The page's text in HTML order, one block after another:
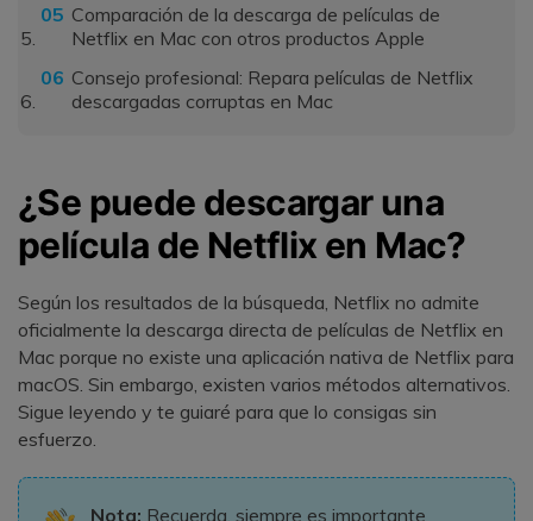
Comparación de la descarga de películas de
Netflix en Mac con otros productos Apple
Consejo profesional: Repara películas de Netflix
descargadas corruptas en Mac
¿Se puede descargar una
película de Netflix en Mac?
Según los resultados de la búsqueda, Netflix no admite
oficialmente la descarga directa de películas de Netflix en
Mac porque no existe una aplicación nativa de Netflix para
macOS. Sin embargo, existen varios métodos alternativos.
Sigue leyendo y te guiaré para que lo consigas sin
esfuerzo.
Nota: Recuerda, siempre es importante